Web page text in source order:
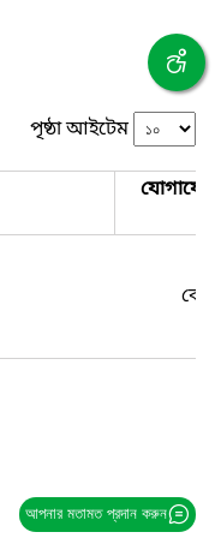
পৃষ্ঠা আইটেম
আপনার মতামত প্রদান করুন